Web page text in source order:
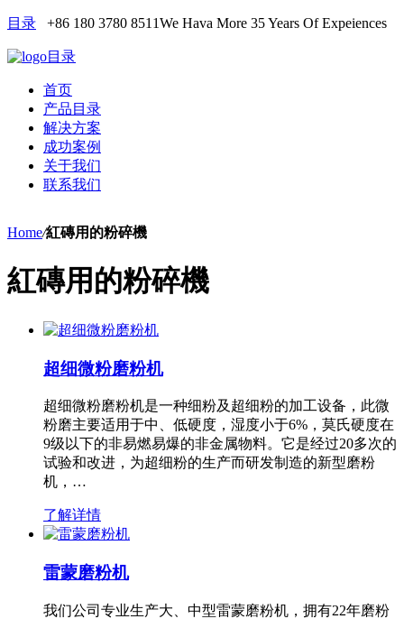
目录 +86 180 3780 8511We Hava More 35 Years Of Expeiences
目录
首页
产品目录
解决方案
成功案例
关于我们
联系我们
Home/紅磚用的粉碎機
紅磚用的粉碎機
超细微粉磨粉机
超细微粉磨粉机是一种细粉及超细粉的加工设备，此微
粉磨主要适用于中、低硬度，湿度小于6%，莫氏硬度在
9级以下的非易燃易爆的非金属物料。它是经过20多次的
试验和改进，为超细粉的生产而研发制造的新型磨粉
机，…
了解详情
雷蒙磨粉机
我们公司专业生产大、中型雷蒙磨粉机，拥有22年磨粉